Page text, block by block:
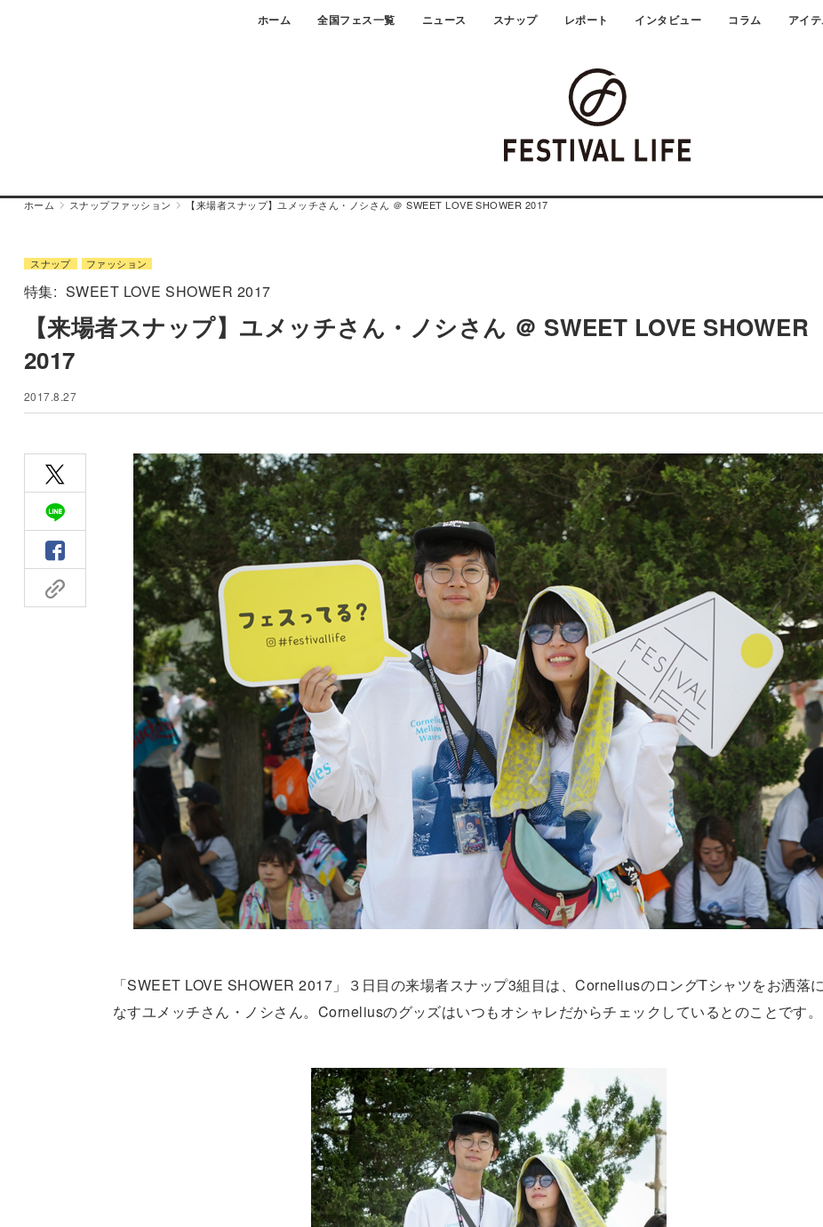
ホーム 全国フェス一覧 ニュース スナップ レポート インタビュー コラム アイ
ホーム スナップファッション 【来場者スナップ】ユメッチさん・ノシさん ＠ SWEET LOVE SHOWER 2017
スナップ ファッション
特集: SWEET LOVE SHOWER 2017
【来場者スナップ】ユメッチさん・ノシさん ＠ SWEET LOVE SHOWER
2017
2017.8.27
「SWEET LOVE SHOWER 2017」３日目の来場者スナップ3組目は、CorneliusのロングTシャツをお洒落
なすユメッチさん・ノシさん。Corneliusのグッズはいつもオシャレだからチェックしているとのことです。